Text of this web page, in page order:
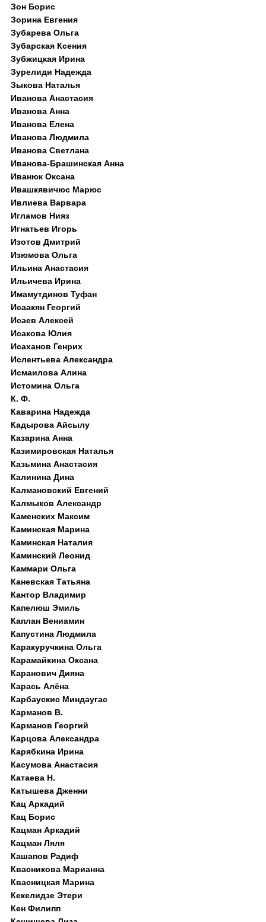
Зон Борис
Зорина Евгения
Зубарева Ольга
Зубарская Ксения
Зубжицкая Ирина
Зурелиди Надежда
Зыкова Наталья
Иванова Анастасия
Иванова Анна
Иванова Елена
Иванова Людмила
Иванова Светлана
Иванова-Брашинская Анна
Иванюк Оксана
Ивашкявичюс Марюс
Ивлиева Варвара
Игламов Нияз
Игнатьев Игорь
Изотов Дмитрий
Изюмова Ольга
Ильина Анастасия
Ильичева Ирина
Имамутдинов Туфан
Исаакян Георгий
Исаев Алексей
Исакова Юлия
Исаханов Генрих
Ислентьева Александра
Исмаилова Алина
Истомина Ольга
К. Ф.
Каварина Надежда
Кадырова Айсылу
Казарина Анна
Казимировская Наталья
Казьмина Анастасия
Калинина Дина
Калмановский Евгений
Калмыков Александр
Каменских Максим
Каминская Марина
Каминская Наталия
Каминский Леонид
Каммари Ольга
Каневская Татьяна
Кантор Владимир
Капелюш Эмиль
Каплан Вениамин
Капустина Людмила
Каракуручкина Ольга
Карамайкина Оксана
Каранович Дияна
Карась Алёна
Карбаускис Миндаугас
Карманов В.
Карманов Георгий
Карцова Александра
Карябкина Ирина
Касумова Анастасия
Катаева Н.
Катышева Дженни
Кац Аркадий
Кац Борис
Кацман Аркадий
Кацман Ляля
Кашапов Радиф
Квасникова Марианна
Квасницкая Марина
Кекелидзе Этери
Кен Филипп